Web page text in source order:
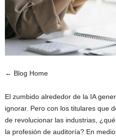
← Blog Home
El zumbido alrededor de la IA
ignorar. Pero con los titulares que
de revolucionar las industrias,
la profesión de auditoría? En